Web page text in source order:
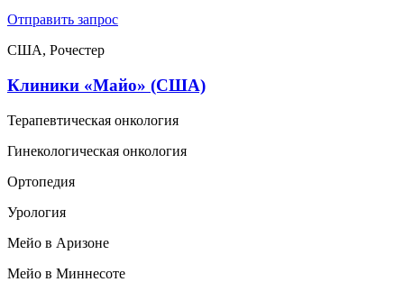
Отправить запрос
США, Рочестер
Клиники «Майо» (США)
Терапевтическая онкология
Гинекологическая онкология
Ортопедия
Урология
Мейо в Аризоне
Мейо в Миннесоте